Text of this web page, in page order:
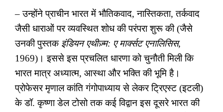
– उन्होंने प्राचीन भारत में भौतिकवाद,नास्तिकता,तर्कवाद
जैसी धाराओं पर व्यवस्थित शोध की परंपरा शुरू की (जैसे
उनकी पुस्तक इंडियन एथीज़्म: ए मार्क्सट एनालिसिस,
1969)। इससे इस प्रचलित धारणा को चुनौती मिली कि
भारत मात्र अध्यात्म, आस्था और भक्ति की भूमि है।
प्रोफेसर मृणाल कांति गंगोपाध्याय से लेकर ट्रिएस्ट (इटली)
के डॉ. कृष्णा डेल टोसो तक कई विद्वान इस दूसरे भारत की